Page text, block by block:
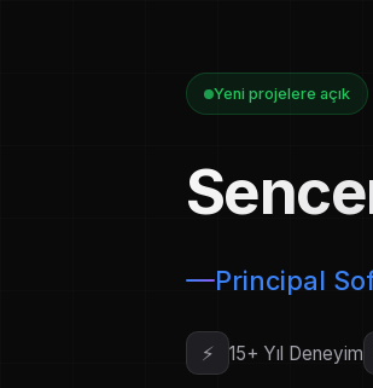
Yeni projelere açık
Principal
⚡ 15+ Yıl Deneyim